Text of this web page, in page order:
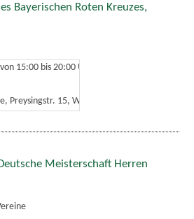
Bayerischen Roten Kreuzes,
15:00bis 20:00 Uhr
Preysingstr. 15, Wolnzach
Meisterschaft Herren